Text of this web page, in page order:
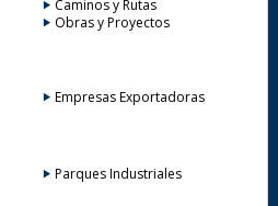
Caminos y Rutas
Obras y Proyectos
Empresas Exportadoras
Parques Industriales